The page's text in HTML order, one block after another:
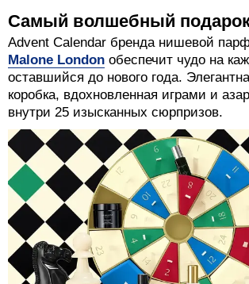
Самый волшебный
Advent Calendar бренда нишевой
Malone London обеспечит чудо на
оставшийся до нового года.
коробка, вдохновленная играми и
внутри 25 изысканных сюрпризов.